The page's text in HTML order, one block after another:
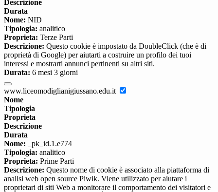
Descrizione
Durata
Nome: NID
Tipologia: analitico
Proprieta: Terze Parti
Descrizione: Questo cookie è impostato da DoubleClick (che è di
proprietà di Google) per aiutarti a costruire un profilo dei tuoi
interessi e mostrarti annunci pertinenti su altri siti.
Durata: 6 mesi 3 giorni
www.liceomodiglianigiussano.edu.it
Nome
Tipologia
Proprieta
Descrizione
Durata
Nome: _pk_id.1.e774
Tipologia: analitico
Proprieta: Prime Parti
Descrizione: Questo nome di cookie è associato alla piattaforma di
analisi web open source Piwik. Viene utilizzato per aiutare i
proprietari di siti Web a monitorare il comportamento dei visitatori e